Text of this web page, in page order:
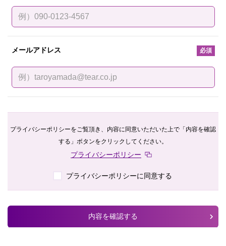
メールアドレス 必須
プライバシーポリシーをご覧頂き、内容に同意いただいた上で「内容を確認
する」ボタンをクリックしてください。
プライバシーポリシー
プライバシーポリシーに同意する
内容を確認する